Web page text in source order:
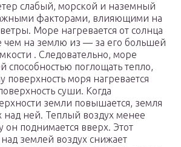
слабый, морской и наземный
факторами, влияющими на
Море нагревается от солнца
чем на землю из — за его большей
. Следовательно, море
способностью поглощать тепло,
поверхность моря нагревается
суши. Когда
земли повышается, земля
над ней. Теплый воздух менее
он поднимается вверх. Этот
землей воздух снижает